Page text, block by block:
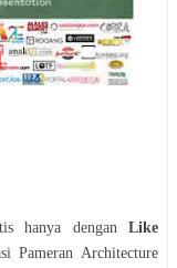
hanya dengan Like
Pameran Architecture